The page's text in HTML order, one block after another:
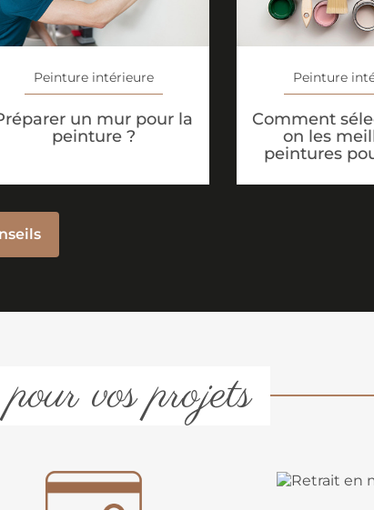
Peinture intérieure
un mur pour la
peinture ?
Peinture
Comment
on les
peintures
vos projets